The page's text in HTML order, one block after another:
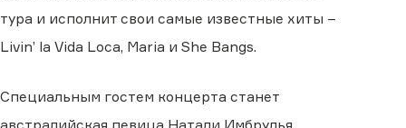
тура и исполнит свои самые известные хиты −
Livin’ la Vida Loca, Maria и She Bangs.
Специальным гостем концерта станет